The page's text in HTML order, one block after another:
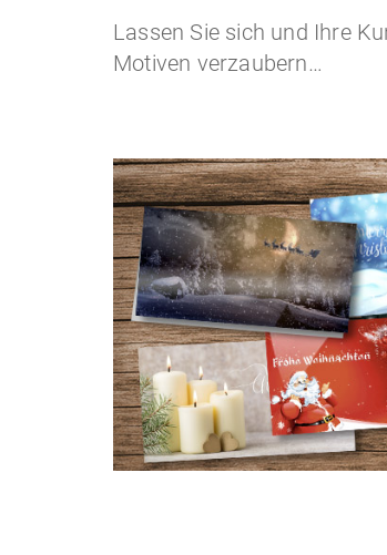
Lassen Sie sich und Ihre
Motiven verzaubern…